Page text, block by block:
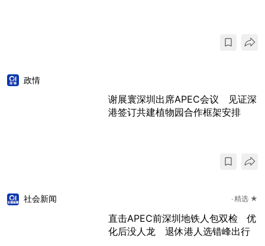
政情
谢展寰深圳出席APEC会议 见证深
港签订共建植物园合作框架安排
社会新闻 精选 ★
直击APEC前深圳地铁人包双检 优
化后没人龙 退休港人选错峰出行